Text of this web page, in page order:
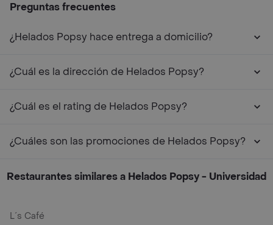
Preguntas frecuentes
¿Helados Popsy hace entrega a domicilio?
¿Cuál es la dirección de Helados Popsy?
¿Cuál es el rating de Helados Popsy?
¿Cuáles son las promociones de Helados Popsy?
Restaurantes similares a Helados Popsy - Universidad
L´s Café